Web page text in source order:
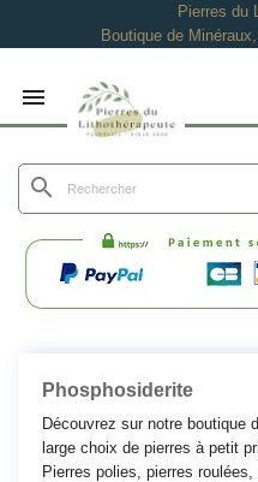
Pierres du
Boutique de

search
Phosphosiderite
Découvrez sur notre boutique
large choix de pierres à petit
Pierres polies, pierres